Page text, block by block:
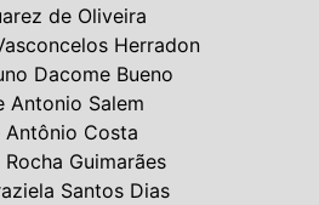
de Oliveira
Herradon
Dacome Bueno
Antonio Salem
Antônio Costa
Guimarães
Santos Dias